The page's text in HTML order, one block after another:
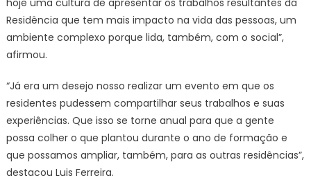
Residência que tem mais impacto na vida das pessoas, um
ambiente complexo porque lida, também, com o social”,
afirmou.
“Já era um desejo nosso realizar um evento em que os
residentes pudessem compartilhar seus trabalhos e suas
experiências. Que isso se torne anual para que a gente
possa colher o que plantou durante o ano de formação e
que possamos ampliar, também, para as outras residências”,
destacou Luis Ferreira.